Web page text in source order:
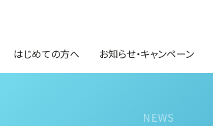
はじめての方へ お知らせ・キャンペーン